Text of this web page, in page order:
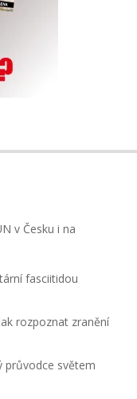
v Česku i na
fasciitidou
rozpoznat zranění
průvodce světem